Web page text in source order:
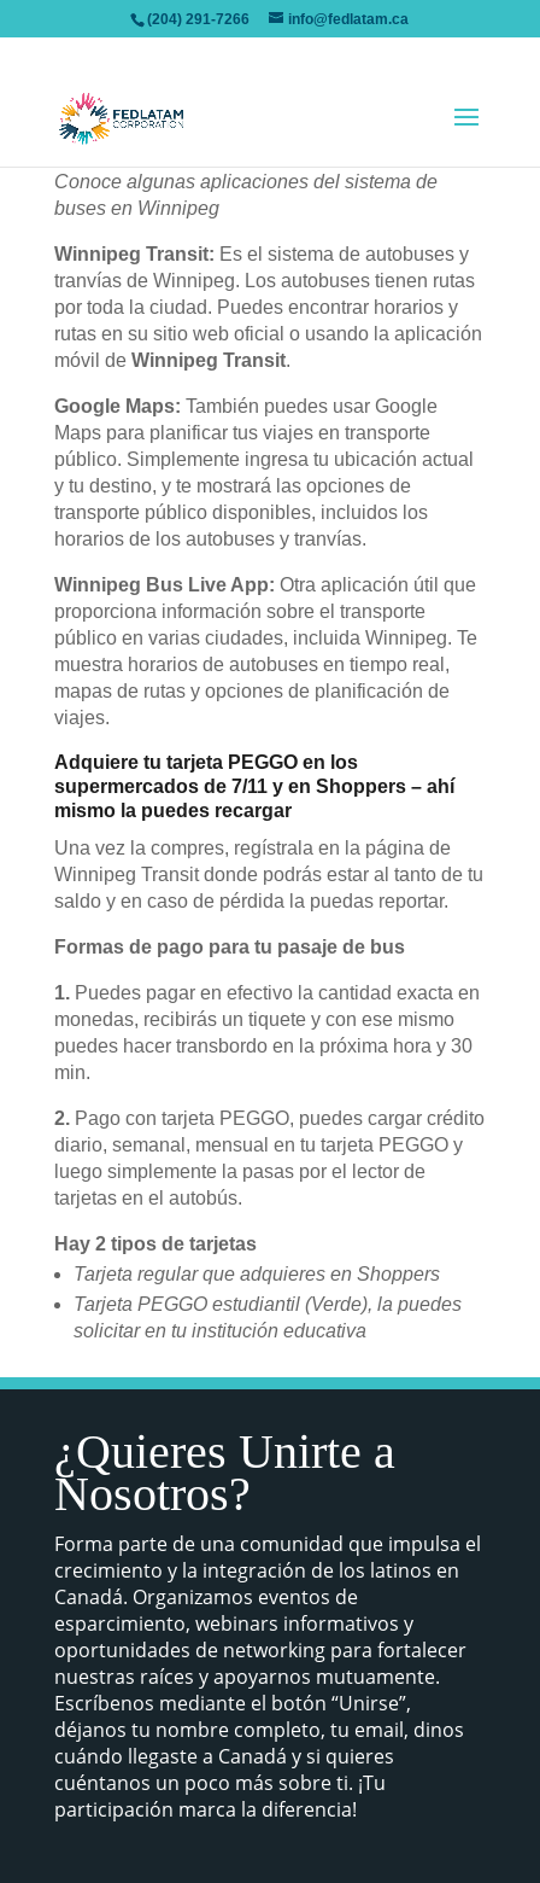
(204) 291-7266 info@fedlatam.ca
5. SISTEMA DE TRANSPORTE PÚBLICO
Conoce algunas aplicaciones del sistema de
buses en Winnipeg
Winnipeg Transit: Es el sistema de autobuses y
tranvías de Winnipeg. Los autobuses tienen rutas
por toda la ciudad. Puedes encontrar horarios y
rutas en su sitio web oficial o usando la aplicación
móvil de Winnipeg Transit.
Google Maps: También puedes usar Google
Maps para planificar tus viajes en transporte
público. Simplemente ingresa tu ubicación actual
y tu destino, y te mostrará las opciones de
transporte público disponibles, incluidos los
horarios de los autobuses y tranvías.
Winnipeg Bus Live App: Otra aplicación útil que
proporciona información sobre el transporte
público en varias ciudades, incluida Winnipeg. Te
muestra horarios de autobuses en tiempo real,
mapas de rutas y opciones de planificación de
viajes.
Adquiere tu tarjeta PEGGO en los
supermercados de 7/11 y en Shoppers – ahí
mismo la puedes recargar
Una vez la compres, regístrala en la página de
Winnipeg Transit donde podrás estar al tanto de tu
saldo y en caso de pérdida la puedas reportar.
Formas de pago para tu pasaje de bus
1.Puedes pagar en efectivo la cantidad exacta en
monedas, recibirás un tiquete y con ese mismo
puedes hacer transbordo en la próxima hora y 30
min.
2.Pago con tarjeta PEGGO, puedes cargar crédito
diario, semanal, mensual en tu tarjeta PEGGO y
luego simplemente la pasas por el lector de
tarjetas en el autobús.
Hay 2 tipos de tarjetas
Tarjeta regular que adquieres en Shoppers
Tarjeta PEGGO estudiantil (Verde), la puedes
solicitar en tu institución educativa
¿Quieres Unirte a
Nosotros?
Forma parte de una comunidad que impulsa el
crecimiento y la integración de los latinos en
Canadá. Organizamos eventos de
esparcimiento, webinars informativos y
oportunidades de networking para fortalecer
nuestras raíces y apoyarnos mutuamente.
Escríbenos mediante el botón “Unirse”,
déjanos tu nombre completo, tu email, dinos
cuándo llegaste a Canadá y si quieres
cuéntanos un poco más sobre ti. ¡Tu
participación marca la diferencia!